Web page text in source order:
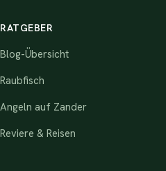
RATGEBER
Blog-Übersicht
Raubfisch
Angeln auf Zander
Reviere & Reisen